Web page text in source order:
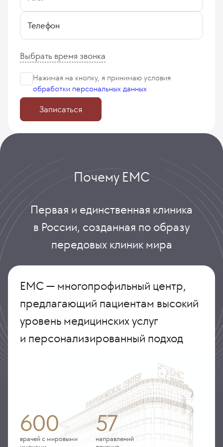
Телефон
Выбрать время звонка
Нажимая на кнопку, я принимаю условия
обработки персональных данных
Записаться
Почему ЕМС
Первая и единственная клиника
в России, созданная по образу
передовых клиник мира
ЕМС — многопрофильный центр,
предлагающий пациентам высокий
уровень медицинских услуг
и персонализированный подход
600
врачей с мировыми
57
направлений